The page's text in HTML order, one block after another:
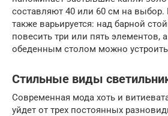
составляют 40 или 60 см на выбор.
также варьируется: над барной
повесить три или пять элементов,
обеденным столом можно
Стильные виды
Современная мода хоть и
уйдет от трех постоянных